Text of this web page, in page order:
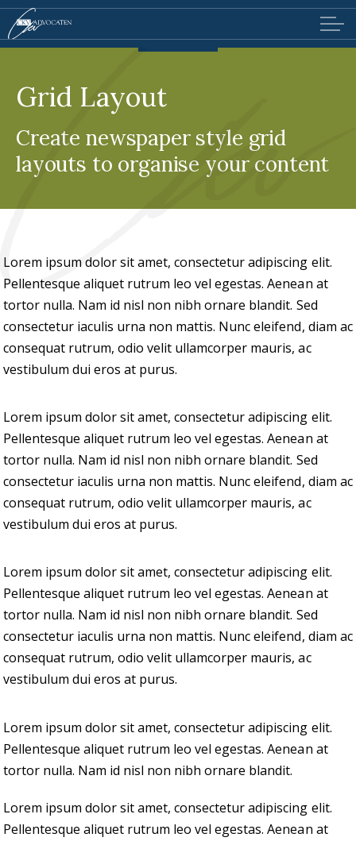
Grid Layout
Create newspaper style grid
layouts to organise your content
Lorem ipsum dolor sit amet, consectetur adipiscing elit.
Pellentesque aliquet rutrum leo vel egestas. Aenean at
tortor nulla. Nam id nisl non nibh ornare blandit. Sed
consectetur iaculis urna non mattis. Nunc eleifend, diam ac
consequat rutrum, odio velit ullamcorper mauris, ac
vestibulum dui eros at purus.
Lorem ipsum dolor sit amet, consectetur adipiscing elit.
Pellentesque aliquet rutrum leo vel egestas. Aenean at
tortor nulla. Nam id nisl non nibh ornare blandit. Sed
consectetur iaculis urna non mattis. Nunc eleifend, diam ac
consequat rutrum, odio velit ullamcorper mauris, ac
vestibulum dui eros at purus.
Lorem ipsum dolor sit amet, consectetur adipiscing elit.
Pellentesque aliquet rutrum leo vel egestas. Aenean at
tortor nulla. Nam id nisl non nibh ornare blandit. Sed
consectetur iaculis urna non mattis. Nunc eleifend, diam ac
consequat rutrum, odio velit ullamcorper mauris, ac
vestibulum dui eros at purus.
Lorem ipsum dolor sit amet, consectetur adipiscing elit.
Pellentesque aliquet rutrum leo vel egestas. Aenean at
tortor nulla. Nam id nisl non nibh ornare blandit.
Lorem ipsum dolor sit amet, consectetur adipiscing elit.
Pellentesque aliquet rutrum leo vel egestas. Aenean at